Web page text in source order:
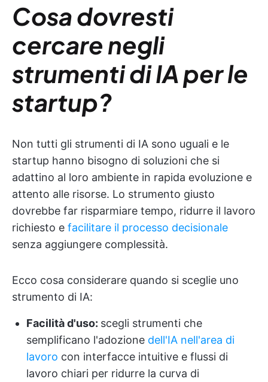
Cosa dovresti
cercare negli
strumenti di IA per le
startup?
Non tutti gli strumenti di IA sono uguali e le
startup hanno bisogno di soluzioni che si
adattino al loro ambiente in rapida evoluzione e
attento alle risorse. Lo strumento giusto
dovrebbe far risparmiare tempo, ridurre il lavoro
richiesto e facilitare il processo decisionale
senza aggiungere complessità.
Ecco cosa considerare quando si sceglie uno
strumento di IA:
Facilità d'uso: scegli strumenti che
semplificano l'adozione dell'IA nell'area di
lavoro con interfacce intuitive e flussi di
lavoro chiari per ridurre la curva di